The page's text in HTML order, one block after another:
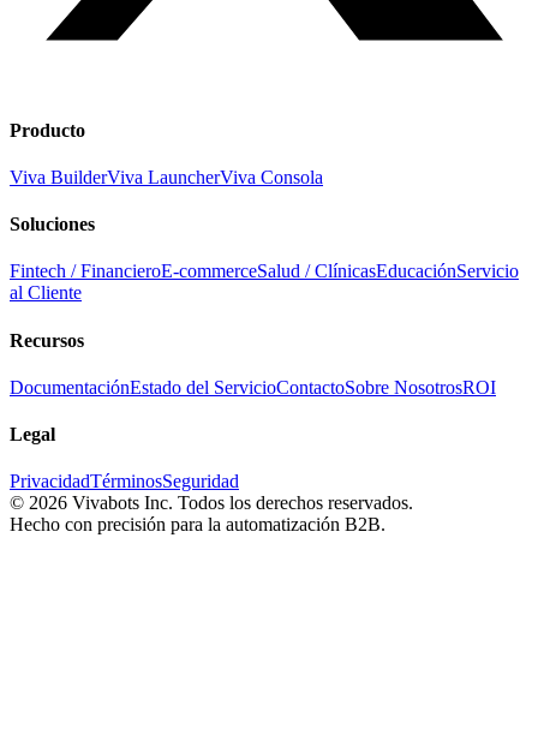
Producto
Viva BuilderViva LauncherViva Consola
Soluciones
Fintech / FinancieroE-commerceSalud / ClínicasEducaciónServicio
al Cliente
Recursos
DocumentaciónEstado del ServicioContactoSobre NosotrosROI
Legal
PrivacidadTérminosSeguridad
© 2026 Vivabots Inc. Todos los derechos reservados.
Hecho con precisión para la automatización B2B.